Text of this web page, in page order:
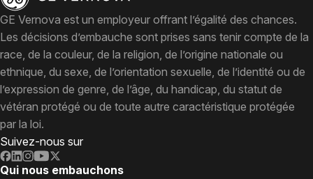
GE Vernova est un employeur offrant l’égalité des chances.
Les décisions d’embauche sont prises sans tenir compte de la
race, de la couleur, de la religion, de l’origine nationale ou
ethnique, du sexe, de l’orientation sexuelle, de l’identité ou de
l’expression de genre, de l’âge, du handicap, du statut de
vétéran protégé ou de toute autre caractéristique protégée
par la loi.
Suivez-nous sur
Qui nous embauchons